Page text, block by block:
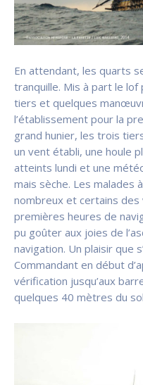
En attendant, les quarts
tranquille. Mis à part le
tiers et quelques
l’établissement pour la
grand hunier, les trois
un vent établi, une houle
atteints lundi et une
mais sèche. Les malades
nombreux et certains
premières heures de
pu goûter aux joies de
navigation. Un plaisir que
Commandant en début
vérification jusqu’aux
quelques 40 mètres du